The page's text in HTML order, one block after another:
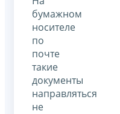
бумажном
носителе
по
почте
такие
документы
направляться
не